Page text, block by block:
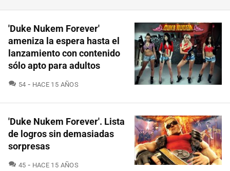
'Duke Nukem Forever'
ameniza la espera hasta el
lanzamiento con contenido
sólo apto para adultos
54 COMENTARIOS
HACE 15 AÑOS
'Duke Nukem Forever'. Lista
de logros sin demasiadas
sorpresas
45 COMENTARIOS
HACE 15 AÑOS